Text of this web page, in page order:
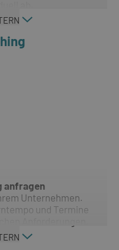
anfragen
Unternehmen.
und Termine